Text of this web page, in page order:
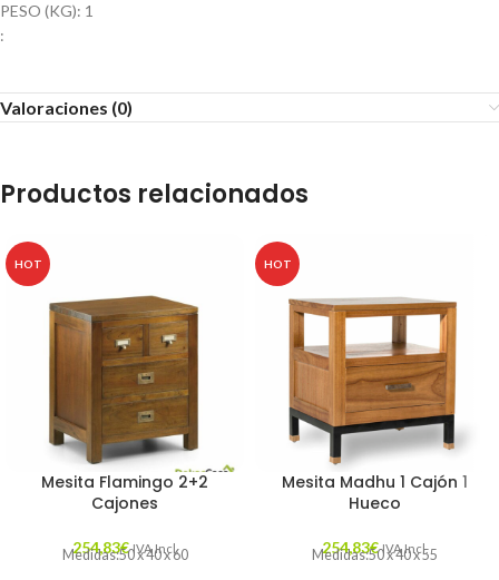
PESO (KG): 1
:
Valoraciones (0)
Productos relacionados
HOT
Mesita Flamingo 2+2
Cajones
254,83€ IVA Incl.
Medidas:50 x 40 x 60
HOT
Mesita Madhu 1 Cajón 1
Hueco
254,83€ IVA Incl.
Medidas:50 x 40 x 55